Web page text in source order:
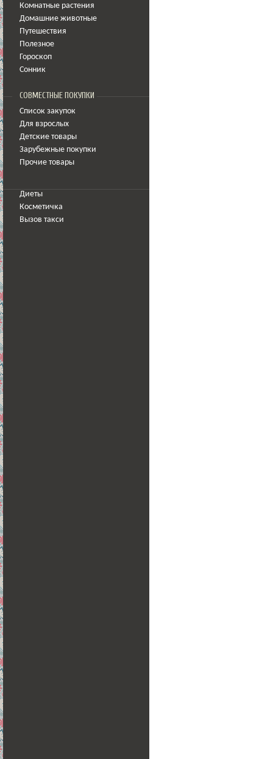
Комнатные растения
Домашние животные
Путешествия
Полезное
Гороскоп
Сонник
СОВМЕСТНЫЕ ПОКУПКИ
Список закупок
Для взрослых
Детские товары
Зарубежные покупки
Прочие товары
Диеты
Косметичка
Вызов такси